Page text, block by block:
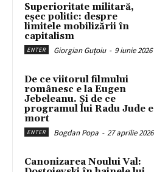
Superioritate militară,
eșec politic: despre
limitele mobilizării în
capitalism
ENTER Giorgian Guțoiu - 9 iunie 2026
De ce viitorul filmului
românesc e la Eugen
Jebeleanu. Și de ce
programul lui Radu Jude e
mort
ENTER Bogdan Popa - 27 aprilie 2026
Canonizarea Noului Val: